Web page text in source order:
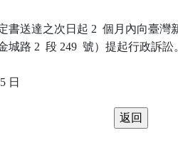
書送達之次日起 2  個月內向臺灣
城路 2  段 249  號）提起行政訴訟